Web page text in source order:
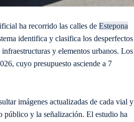
ha recorrido las calles de Estepona
identifica y clasifica los desperfectos
y elementos urbanos. Los
cuyo presupuesto asciende a 7
imágenes actualizadas de cada vial y
público y la señalización. El estudio ha